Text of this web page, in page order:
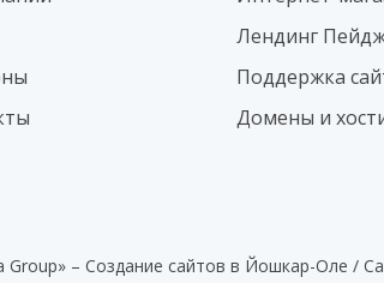
Лендинг
Поддержка
Домены и
Group» – Создание сайтов в Йошкар-Оле /